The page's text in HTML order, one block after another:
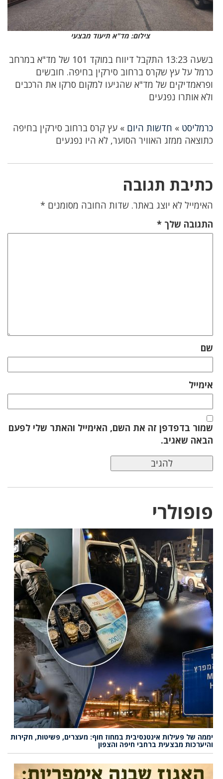
צילום: מד"א תיעוד מבצעי
בשעה 13:23 התקבל דיווח במוקד 101 של מד"א במרחב
כרמל על עץ שקרס ברחוב סירקין בחיפה. חובשים
ופראמדיקים של מד"א שהגיעו למקום סרקו את הרכבים
ולא אותרו נפגעים
כרמליסט » חדשות היום » עץ קרס ברחוב סירקין בחיפה
כתוצאה ממזג האוויר הסוער, לא היו נפגעים
כתיבת תגובה
האימייל לא יוצג באתר. שדות החובה מסומנים *
התגובה שלך *
שם
אימייל
שמור בדפדפן זה את השם, האימייל והאתר שלי לפעם
הבאה שאגיב.
פופולרי
יממה של פעילות אינטנסיבית במחוז חוף: מעצרים, פשיטות, חקירות
והיערכות מבצעית ברחבי חיפה והצפון